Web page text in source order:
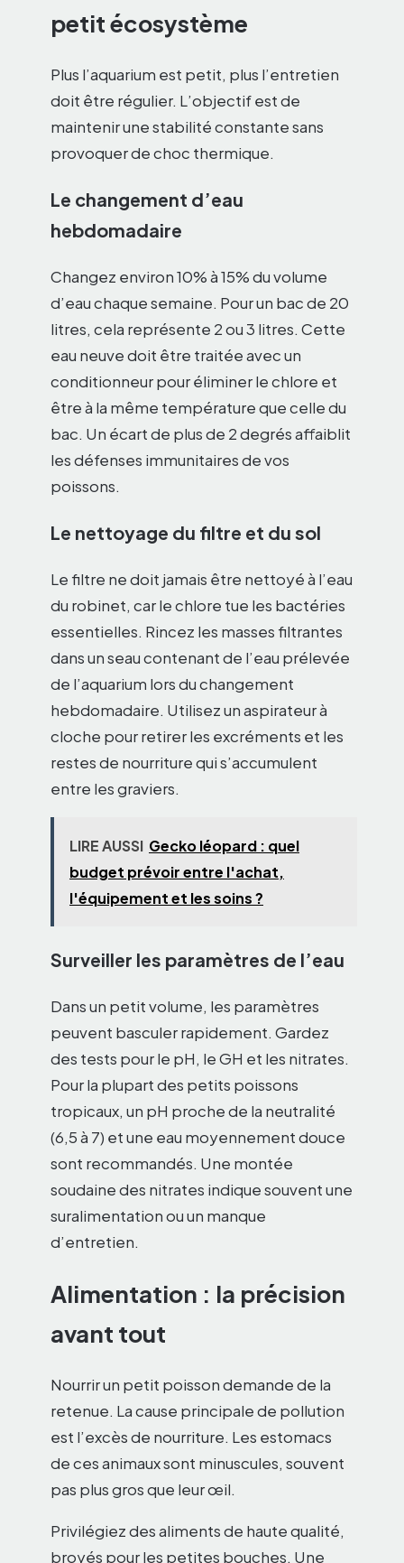
petit écosystème
Plus l’aquarium est petit, plus l’entretien
doit être régulier. L’objectif est de
maintenir une stabilité constante sans
provoquer de choc thermique.
Le changement d’eau
hebdomadaire
Changez environ 10% à 15% du volume
d’eau chaque semaine. Pour un bac de 20
litres, cela représente 2 ou 3 litres. Cette
eau neuve doit être traitée avec un
conditionneur pour éliminer le chlore et
être à la même température que celle du
bac. Un écart de plus de 2 degrés affaiblit
les défenses immunitaires de vos
poissons.
Le nettoyage du filtre et du sol
Le filtre ne doit jamais être nettoyé à l’eau
du robinet, car le chlore tue les bactéries
essentielles. Rincez les masses filtrantes
dans un seau contenant de l’eau prélevée
de l’aquarium lors du changement
hebdomadaire. Utilisez un aspirateur à
cloche pour retirer les excréments et les
restes de nourriture qui s’accumulent
entre les graviers.
LIRE AUSSI Gecko léopard : quel
budget prévoir entre l'achat,
l'équipement et les soins ?
Surveiller les paramètres de l’eau
Dans un petit volume, les paramètres
peuvent basculer rapidement. Gardez
des tests pour le pH, le GH et les nitrates.
Pour la plupart des petits poissons
tropicaux, un pH proche de la neutralité
(6,5 à 7) et une eau moyennement douce
sont recommandés. Une montée
soudaine des nitrates indique souvent une
suralimentation ou un manque
d’entretien.
Alimentation : la précision
avant tout
Nourrir un petit poisson demande de la
retenue. La cause principale de pollution
est l’excès de nourriture. Les estomacs
de ces animaux sont minuscules, souvent
pas plus gros que leur œil.
Privilégiez des aliments de haute qualité,
broyés pour les petites bouches. Une